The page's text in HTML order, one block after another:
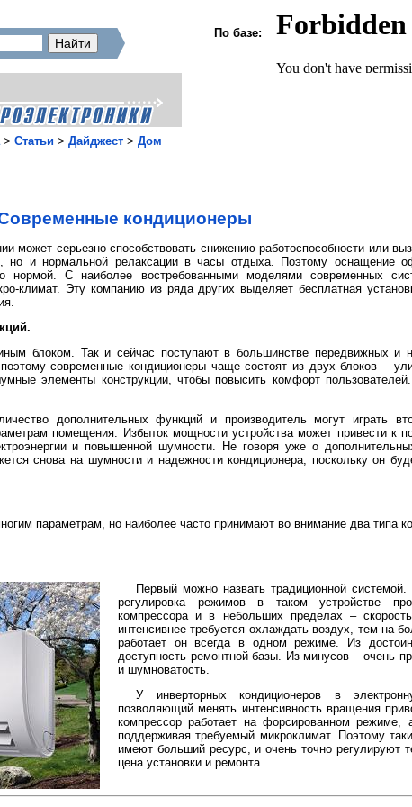
По базе:
> Статьи > Дайджест > Дом
кондиционеры
может серьезно способствовать снижению работоспособности или
но и нормальной релаксации в часы отдыха. Поэтому
нормой. С наиболее востребованными моделями современных
климат. Эту компанию из ряда других выделяет бесплатная
блоком. Так и сейчас поступают в большинстве передвижных и
современные кондиционеры чаще состоят из двух блоков –
элементы конструкции, чтобы повысить комфорт
дополнительных функций и производитель могут играть
помещения. Избыток мощности устройства может привести к
и повышенной шумности. Не говоря уже о
снова на шумности и надежности кондиционера, поскольку он
параметрам, но наиболее часто принимают во внимание два типа
Первый можно назвать традиционной системой.
регулировка режимов в таком устройстве
компрессора и в небольших пределах –
интенсивнее требуется охлаждать воздух, тем на
работает он всегда в одном режиме. Из
доступность ремонтной базы. Из минусов – очень
и шумноватость.
У инверторных кондиционеров в
позволяющий менять интенсивность вращения
компрессор работает на форсированном
поддерживая требуемый микроклимат. Поэтому
имеют больший ресурс, и очень точно регулируют
цена установки и ремонта.